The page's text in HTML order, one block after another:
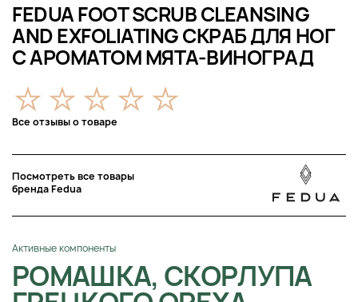
FEDUA FOOT SCRUB CLEANSING
AND EXFOLIATING СКРАБ ДЛЯ НОГ
С АРОМАТОМ МЯТА-ВИНОГРАД
Все отзывы о товаре
Посмотреть все товары
бренда Fedua
Активные компоненты
РОМАШКА, СКОРЛУПА